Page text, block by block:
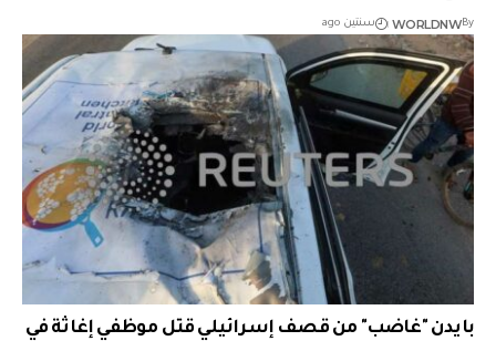
By
WORLDNW سنتين ago
بايدن "غاضب" من قصف إسرائيلي قتل موظفي إغاثة في